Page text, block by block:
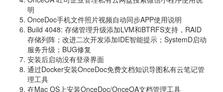
明
OnceDoc手机文件照片视频自动同步APP使用说明
Build 4048: 存储管理升级添加LVM和BTRFS支持，RAID
存储列阵；改进二次开发添加IDE智能提示；SystemD启动
服务升级；BUG修复
安装后启动没有登录界面
通过Docker安装OnceDoc免费文档知识导图私有云笔记管
理工具
在Mac OS上安装OnceDoc/OnceOA文档管理工具